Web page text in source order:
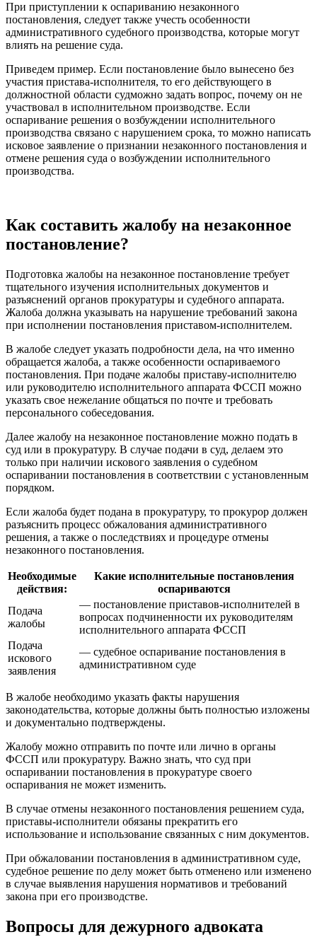
При приступлении к оспариванию незаконного
постановления, следует также учесть особенности
административного судебного производства, которые могут
влиять на решение суда.
Приведем пример. Если постановление было вынесено без
участия пристава-исполнителя, то его действующего в
должностной области судможно задать вопрос, почему он не
участвовал в исполнительном производстве. Если
оспаривание решения о возбуждении исполнительного
производства связано с нарушением срока, то можно написать
исковое заявление о признании незаконного постановления и
отмене решения суда о возбуждении исполнительного
производства.
Как составить жалобу на незаконное
постановление?
Подготовка жалобы на незаконное постановление требует
тщательного изучения исполнительных документов и
разъяснений органов прокуратуры и судебного аппарата.
Жалоба должна указывать на нарушение требований закона
при исполнении постановления приставом-исполнителем.
В жалобе следует указать подробности дела, на что именно
обращается жалоба, а также особенности оспариваемого
постановления. При подаче жалобы приставу-исполнителю
или руководителю исполнительного аппарата ФССП можно
указать свое нежелание общаться по почте и требовать
персонального собеседования.
Далее жалобу на незаконное постановление можно подать в
суд или в прокуратуру. В случае подачи в суд, делаем это
только при наличии искового заявления о судебном
оспаривании постановления в соответствии с установленным
порядком.
Если жалоба будет подана в прокуратуру, то прокурор должен
разъяснить процесс обжалования административного
решения, а также о последствиях и процедуре отмены
незаконного постановления.
Необходимые
действия:
Какие исполнительные постановления
оспариваются
Подача
жалобы
— постановление приставов-исполнителей в
вопросах подчиненности их руководителям
исполнительного аппарата ФССП
Подача
искового
заявления
— судебное оспаривание постановления в
административном суде
В жалобе необходимо указать факты нарушения
законодательства, которые должны быть полностью изложены
и документально подтверждены.
Жалобу можно отправить по почте или лично в органы
ФССП или прокуратуру. Важно знать, что суд при
оспаривании постановления в прокуратуре своего
оспаривания не может изменить.
В случае отмены незаконного постановления решением суда,
приставы-исполнители обязаны прекратить его
использование и использование связанных с ним документов.
При обжаловании постановления в административном суде,
судебное решение по делу может быть отменено или изменено
в случае выявления нарушения нормативов и требований
закона при его производстве.
Вопросы для дежурного адвоката